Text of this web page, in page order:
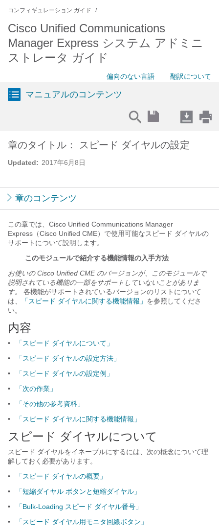
コンフィギュレーション ガイド
Cisco Unified Communications
Manager Express システム アドミニ
ストレータ ガイド
偏向のない言語 翻訳について
マニュアルのコンテンツ
Updated: 2017年6月8日
章のタイトル： スピード ダイヤルの設定
章のコンテンツ
この章では、Cisco Unified Communications Manager
Express（Cisco Unified CME）で使用可能なスピード ダイヤルの
サポートについて説明します。
このモジュールで紹介する機能情報の入手方法
お使いの Cisco Unified CME のバージョンが、このモジュールで
説明されている機能の一部をサポートしていないことがありま
す。
各機能がサポートされているバージョンのリストについて
は、
「スピード ダイヤルに関する機能情報」 を参照してくださ
い。
内容
•
「スピード ダイヤルについて」
•
「スピード ダイヤルの設定方法」
•
「スピード ダイヤルの設定例」
•
「次の作業」
•
「その他の参考資料」
•
「スピード ダイヤルに関する機能情報」
スピード ダイヤルについて
スピード ダイヤルをイネーブルにするには、次の概念について理
解しておく必要があります。
•
「スピード ダイヤルの概要」
•
「短縮ダイヤル ボタンと短縮ダイヤル」
•
「Bulk-Loading スピード ダイヤル番号」
•
「スピード ダイヤル用モニタ回線ボタン」